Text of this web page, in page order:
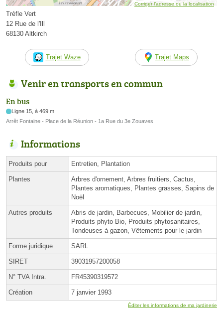
Corriger l’adresse ou la localisation
Trèfle Vert
12 Rue de l'Ill
68130 Altkirch
Trajet Waze Trajet Maps
Venir en transports en commun
En bus
Ligne 15, à 469 m
Arrêt Fontaine - Place de la Réunion - 1a Rue du 3e Zouaves
Informations
Produits pour Entretien, Plantation
Plantes
Arbres d'ornement, Arbres fruitiers, Cactus,
Plantes aromatiques, Plantes grasses, Sapins de
Noël
Autres produits
Abris de jardin, Barbecues, Mobilier de jardin,
Produits phyto Bio, Produits phytosanitaires,
Tondeuses à gazon, Vêtements pour le jardin
Forme juridique SARL
SIRET 39031957200058
N° TVA Intra. FR45390319572
Création 7 janvier 1993
Éditer les informations de ma jardinerie